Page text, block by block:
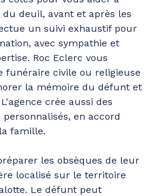
deuil, avant et après les
un suivi exhaustif pour
avec sympathie et
Roc Eclerc vous
funéraire civile ou religieuse
la mémoire du défunt et
crée aussi des
en accord
famille.
les obsèques de leur
localisé sur le territoire
Le défunt peut